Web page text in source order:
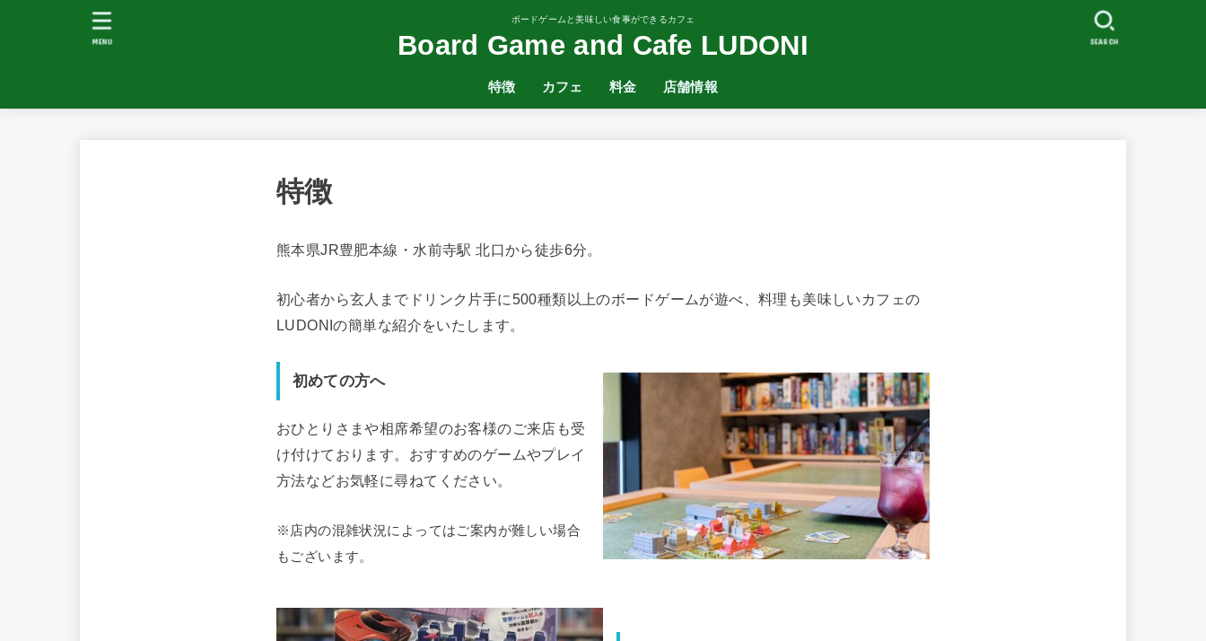
ボードゲームと美味しい食事ができるカフェ
Board Game and Cafe LUDONI
特徴 カフェ 料金 店舗情報
SEARCH
MENU
特徴
熊本県JR豊肥本線・水前寺駅 北口から徒歩6分。
初心者から玄人までドリンク片手に500種類以上のボードゲームが遊べ、料理も美味しいカフェの
LUDONIの簡単な紹介をいたします。
初めての方へ
おひとりさまや相席希望のお客様のご来店も受
け付けております。おすすめのゲームやプレイ
方法などお気軽に尋ねてください。
※店内の混雑状況によってはご案内が難しい場合
もございます。